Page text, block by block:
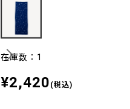
在庫数：1
¥2,420 (税込)